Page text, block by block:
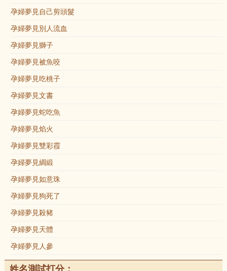
孕婦夢見自己剪頭髮
孕婦夢見別人流血
孕婦夢見獅子
孕婦夢見被魚咬
孕婦夢見吃桃子
孕婦夢見文書
孕婦夢見蛇吃魚
孕婦夢見焰火
孕婦夢見雙彩霞
孕婦夢見綢緞
孕婦夢見如意珠
孕婦夢見狗死了
孕婦夢見殺豬
孕婦夢見天體
孕婦夢見人參
姓名測試打分：